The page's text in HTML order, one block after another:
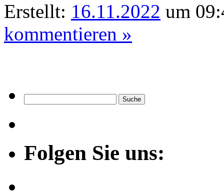
Erstellt: 16.11.2022 um
kommentieren »
Folgen Sie uns: